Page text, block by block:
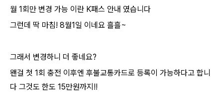
월 1회만 변경 가능 이란 K패스 안내 였습니다
그런데 딱 마침! 8월1일 이네요 흘흘~
그래서 변경하니 더 좋네요?
왠걸 첫 1회 충전 이후엔 후불교통카드로 등록이 가능하다고 합니
다 그것도 한도 15만원까지!!